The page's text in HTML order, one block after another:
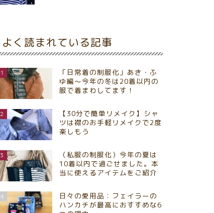
よく読まれている記事
1
「日常着の制服化」あき・ふ
ゆ編～今年の冬は20着以内の
服で着まわしてます！
2
【30分で簡単リメイク】シャ
ツは襟のお手軽リメイクで2度
楽しもう
3
（私服の制服化）今年の夏は
10着以内で過ごせました。本
当に使えるアイテムをご紹介
4
日々の愛用品：フェイラーの
ハンカチが最高におすすめな6